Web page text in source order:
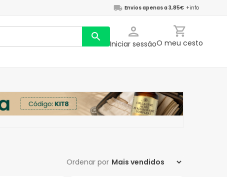
Envios apenas a 3,85€ +info
Iniciar sessãoO meu cesto
Ordenar por